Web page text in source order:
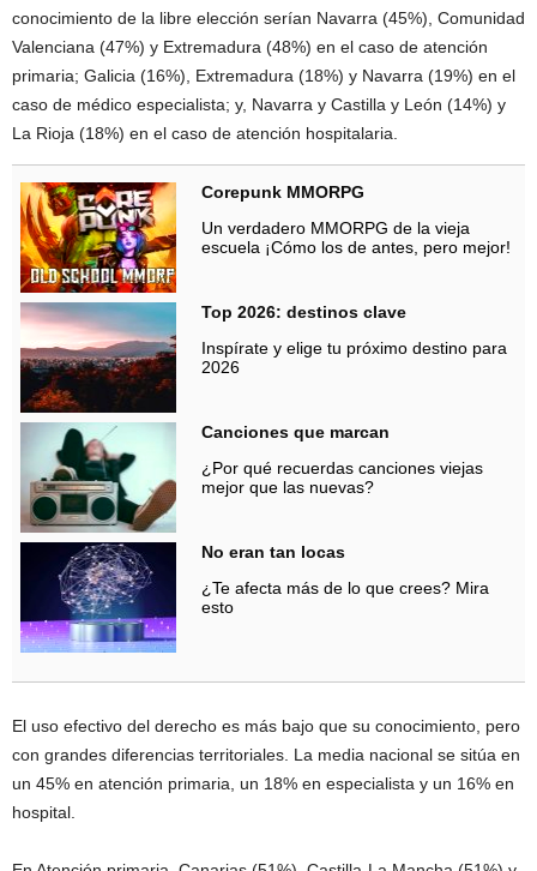
conocimiento de la libre elección serían Navarra (45%), Comunidad
Valenciana (47%) y Extremadura (48%) en el caso de atención
primaria; Galicia (16%), Extremadura (18%) y Navarra (19%) en el
caso de médico especialista; y, Navarra y Castilla y León (14%) y
La Rioja (18%) en el caso de atención hospitalaria.
Corepunk MMORPG
Un verdadero MMORPG de la vieja
escuela ¡Cómo los de antes, pero mejor!
Top 2026: destinos clave
Inspírate y elige tu próximo destino para
2026
Canciones que marcan
¿Por qué recuerdas canciones viejas
mejor que las nuevas?
No eran tan locas
¿Te afecta más de lo que crees? Mira
esto
El uso efectivo del derecho es más bajo que su conocimiento, pero
con grandes diferencias territoriales. La media nacional se sitúa en
un 45% en atención primaria, un 18% en especialista y un 16% en
hospital.